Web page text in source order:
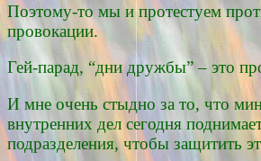
Поэтому-то мы и протестуем
провокации.
Гей-парад, “дни дружбы” – это
И мне очень стыдно за то, что
внутренних дел сегодня
подразделения, чтобы защитить